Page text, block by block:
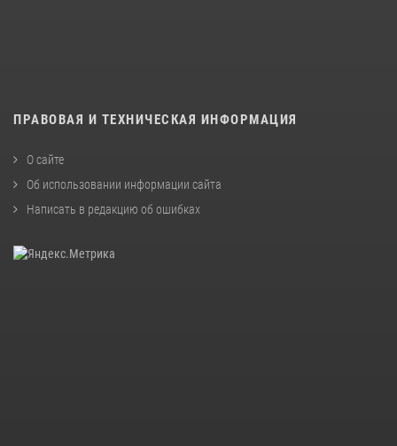
ПРАВОВАЯ И ТЕХНИЧЕСКАЯ ИНФОРМАЦИЯ
О сайте
Об использовании информации сайта
Написать в редакцию об ошибках